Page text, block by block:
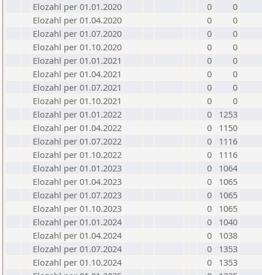
Elozahl per 01.01.2020
0
0
Elozahl per 01.04.2020
0
0
Elozahl per 01.07.2020
0
0
Elozahl per 01.10.2020
0
0
Elozahl per 01.01.2021
0
0
Elozahl per 01.04.2021
0
0
Elozahl per 01.07.2021
0
0
Elozahl per 01.10.2021
0
0
Elozahl per 01.01.2022
0
1253
Elozahl per 01.04.2022
0
1150
Elozahl per 01.07.2022
0
1116
Elozahl per 01.10.2022
0
1116
Elozahl per 01.01.2023
0
1064
Elozahl per 01.04.2023
0
1065
Elozahl per 01.07.2023
0
1065
Elozahl per 01.10.2023
0
1065
Elozahl per 01.01.2024
0
1040
Elozahl per 01.04.2024
0
1038
Elozahl per 01.07.2024
0
1353
Elozahl per 01.10.2024
0
1353